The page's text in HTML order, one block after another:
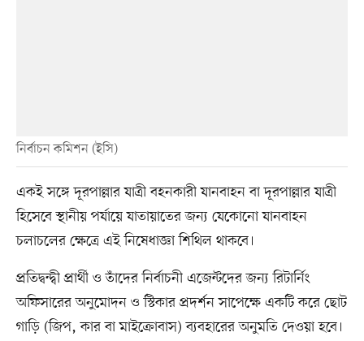
নির্বাচন কমিশন (ইসি)
একই সঙ্গে দূরপাল্লার যাত্রী বহনকারী যানবাহন বা দূরপাল্লার যাত্রী
হিসেবে স্থানীয় পর্যায়ে যাতায়াতের জন্য যেকোনো যানবাহন
চলাচলের ক্ষেত্রে এই নিষেধাজ্ঞা শিথিল থাকবে।
প্রতিদ্বন্দ্বী প্রার্থী ও তাঁদের নির্বাচনী এজেন্টদের জন্য রিটার্নিং
অফিসারের অনুমোদন ও স্টিকার প্রদর্শন সাপেক্ষে একটি করে ছোট
গাড়ি (জিপ, কার বা মাইক্রোবাস) ব্যবহারের অনুমতি দেওয়া হবে।